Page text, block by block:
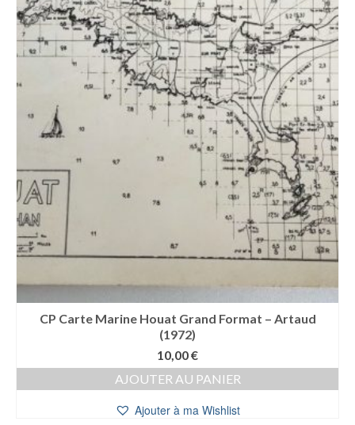
CP Carte Marine Houat Grand Format – Artaud
(1972)
10,00€
AJOUTER AU PANIER
Ajouter à ma Wishlist